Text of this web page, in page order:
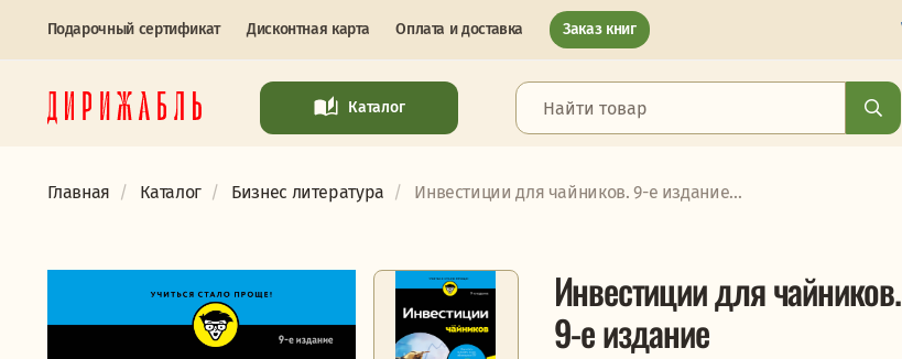
Подарочный сертификат Дисконтная карта Оплата и доставка Заказ книг
Каталог
Главная Каталог Бизнес литература Инвестиции для чайников. 9-е издание...
Инвестиции для чайников.
9-е издание